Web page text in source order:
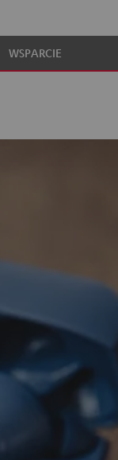
WSPARCIE